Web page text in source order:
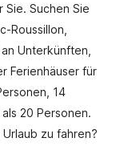
Suchen Sie
Roussillon,
Unterkünften,
Ferienhäuser für
14
20 Personen.
zu fahren?